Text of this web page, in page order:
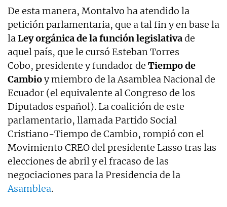
De esta manera, Montalvo ha atendido la
petición parlamentaria, que a tal fin y en base la
laLey orgánica de la función legislativade
aquel país, que le cursó Esteban Torres
Cobo, presidente y fundador de Tiempo de
Cambioy miembro de la Asamblea Nacional de
Ecuador (el equivalente al Congreso de los
Diputados español). La coalición de este
parlamentario, llamada Partido Social
Cristiano-Tiempo de Cambio, rompió con el
Movimiento CREO del presidente Lasso tras las
elecciones de abril y el fracaso de las
negociaciones para la Presidencia de la
Asamblea.